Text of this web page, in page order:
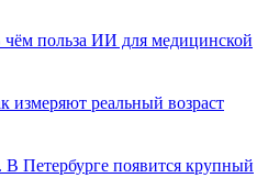
польза ИИ для медицинской
измеряют реальный возраст
Петербурге появится крупный